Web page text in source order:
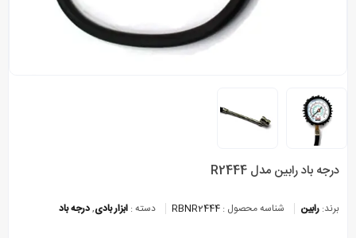
درجه باد رابین مدل R2444
برند: رابین شناسه محصول : RBNR2444 دسته : ابزار بادی,درجه باد